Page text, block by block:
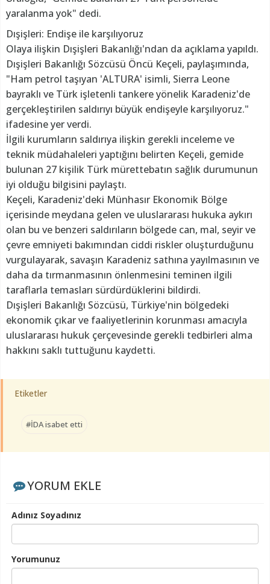
yaralanma yok" dedi.
Dışişleri: Endişe ile karşılıyoruz
Olaya ilişkin Dışişleri Bakanlığı'ndan da açıklama yapıldı.
Dışişleri Bakanlığı Sözcüsü Öncü Keçeli, paylaşımında,
"Ham petrol taşıyan 'ALTURA' isimli, Sierra Leone
bayraklı ve Türk işletenli tankere yönelik Karadeniz'de
gerçekleştirilen saldırıyı büyük endişeyle karşılıyoruz."
ifadesine yer verdi.
İlgili kurumların saldırıya ilişkin gerekli inceleme ve
teknik müdahaleleri yaptığını belirten Keçeli, gemide
bulunan 27 kişilik Türk mürettebatın sağlık durumunun
iyi olduğu bilgisini paylaştı.
Keçeli, Karadeniz'deki Münhasır Ekonomik Bölge
içerisinde meydana gelen ve uluslararası hukuka aykırı
olan bu ve benzeri saldırıların bölgede can, mal, seyir ve
çevre emniyeti bakımından ciddi riskler oluşturduğunu
vurgulayarak, savaşın Karadeniz sathına yayılmasının ve
daha da tırmanmasının önlenmesini teminen ilgili
taraflarla temasları sürdürdüklerini bildirdi.
Dışişleri Bakanlığı Sözcüsü, Türkiye'nin bölgedeki
ekonomik çıkar ve faaliyetlerinin korunması amacıyla
uluslararası hukuk çerçevesinde gerekli tedbirleri alma
hakkını saklı tuttuğunu kaydetti.
Etiketler
#İDA isabet etti
YORUM EKLE
Adınız Soyadınız
Yorumunuz